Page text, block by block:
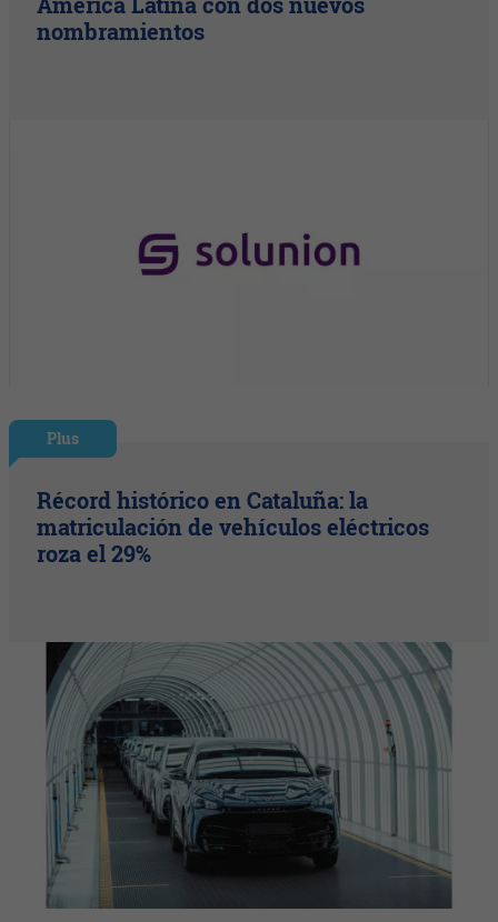
nombramientos
Plus
Récord histórico en Cataluña: la
matriculación de vehículos eléctricos
roza el 29%